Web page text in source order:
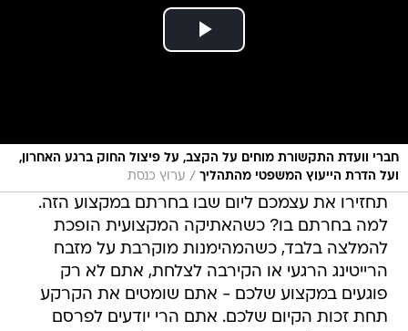
חברי וועדת התקשורת מוחים על הקצב, על פיצול החוק ברגע האחרון,
ועל הדרת הייעוץ המשפטי מהתהליך / ערוץ כנסת
תחזירו את עצמכם ליום שבו בחרתם במקצוע הזה.
למה בחרתם בו? כשהאתיקה המקצועית הופכת
להמלצה בלבד, כשהמהימנות מוקרבת על מזבח
הרייטינג הרגעי או הקירבה לצלחת, אתם לא רק
פוגעים במקצוע שלכם - אתם שומטים את הקרקע
תחת זכות הקיום שלכם. אתם הרי יודעים לפרסם